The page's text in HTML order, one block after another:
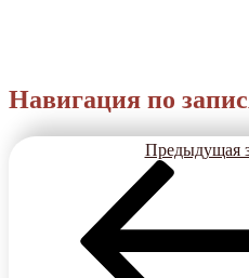
Навигация по
Предыдущая